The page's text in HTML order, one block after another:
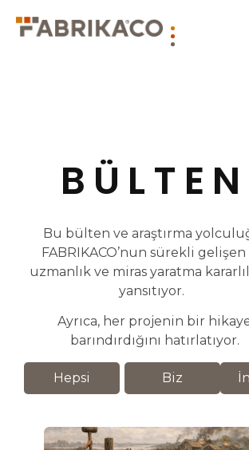
BÜLTEN
Bu bülten ve araştırma
FABRIKACO’nun sürekli
uzmanlık ve miras yaratma
yansıtıyor.
Ayrıca, her projenin bir
barındırdığını hatırlatıyor.
Hepsi Biz